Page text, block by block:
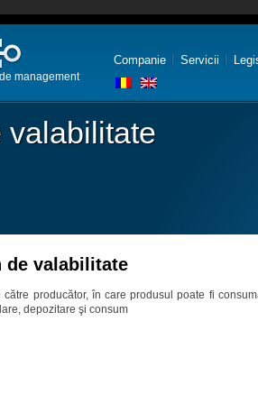
management
Companie Servicii
valabilitate
de valabilitate
producător, în care produsul poate fi
depozitare şi consum